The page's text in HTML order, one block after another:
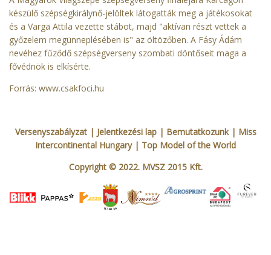
készülő szépségkirálynő-jelöltek látogatták meg a játékosokat
és a Varga Attila vezette stábot, majd "aktívan részt vettek a
győzelem megünneplésében is" az öltözőben. A Fásy Ádám
nevéhez fűződő szépségverseny szombati döntőseit maga a
fővédnök is elkísérte.
Forrás: www.csakfoci.hu
Versenyszabályzat| Jelentkezési lap | Bemutatkozunk| Miss
Intercontinental Hungary| Top Model of the World
Copyright © 2022. MVSZ 2015 Kft.